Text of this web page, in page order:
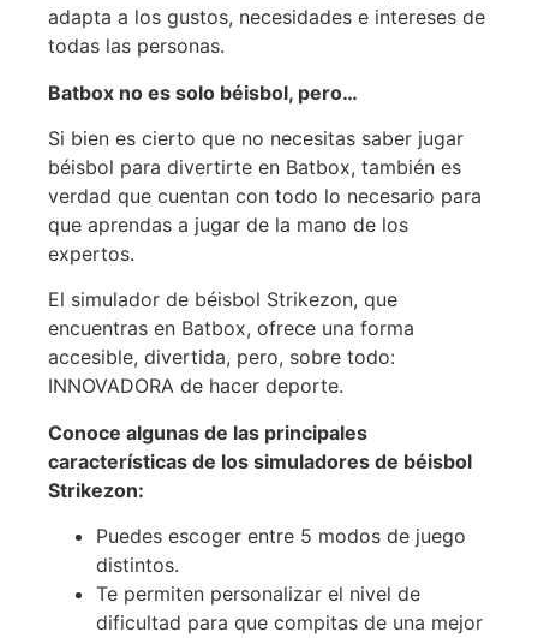
adapta a los gustos, necesidades e intereses de
todas las personas.
Batbox no es solo béisbol, pero…
Si bien es cierto que no necesitas saber jugar
béisbol para divertirte en Batbox, también es
verdad que cuentan con todo lo necesario para
que aprendas a jugar de la mano de los
expertos.
El simulador de béisbol Strikezon, que
encuentras en Batbox, ofrece una forma
accesible, divertida, pero, sobre todo:
INNOVADORA de hacer deporte.
Conoce algunas de las principales
características de los simuladores de béisbol
Strikezon:
Puedes escoger entre 5 modos de juego
distintos.
Te permiten personalizar el nivel de
dificultad para que compitas de una mejor